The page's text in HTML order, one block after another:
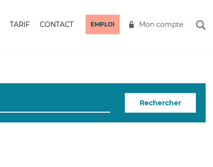
TARIF CONTACT EMPLOI Mon compte
Rechercher